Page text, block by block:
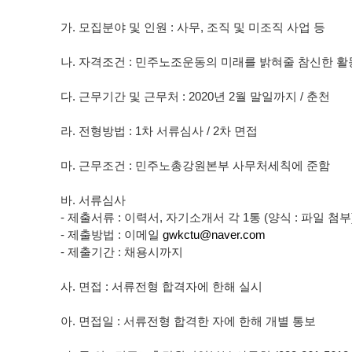
가. 모집분야 및 인원 : 사무, 조직 및 미조직 사업 등
나. 자격조건 : 민주노조운동의 미래를 밝혀줄 참신한 활
다. 근무기간 및 근무처 : 2020년 2월 말일까지 / 춘천
라. 전형방법 : 1차 서류심사 / 2차 면접
마. 근무조건 : 민주노총강원본부 사무처세칙에 준함
바. 서류심사
- 제출서류 : 이력서, 자기소개서 각 1통 (양식 : 파일 첨
- 제출방법 : 이메일 gwkctu@naver.com
- 제출기간 : 채용시까지
사. 면접 : 서류전형 합격자에 한해 실시
아. 면접일 : 서류전형 합격한 자에 한해 개별 통보